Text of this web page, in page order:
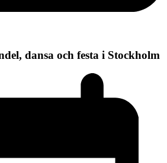
dansa och festa i Stockholm